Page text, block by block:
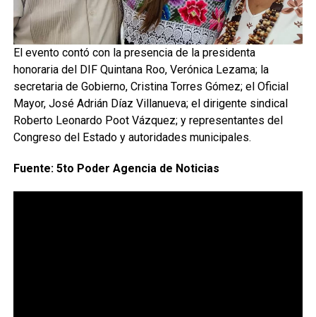
El evento contó con la presencia de la presidenta
honoraria del DIF Quintana Roo, Verónica Lezama; la
secretaria de Gobierno, Cristina Torres Gómez; el Oficial
Mayor, José Adrián Díaz Villanueva; el dirigente sindical
Roberto Leonardo Poot Vázquez; y representantes del
Congreso del Estado y autoridades municipales.
Fuente: 5to Poder Agencia de Noticias